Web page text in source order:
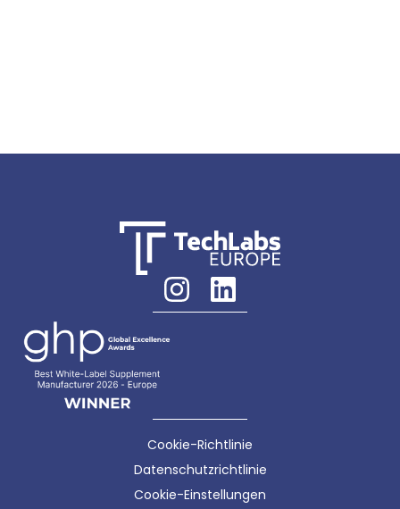
Cookie-Richtlinie
Datenschutzrichtlinie
Cookie-Einstellungen